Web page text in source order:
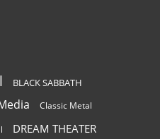
BLACK SABBATH
Classic Metal
DREAM THEATER